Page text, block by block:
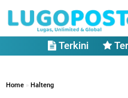
Terkini
Home » Halteng